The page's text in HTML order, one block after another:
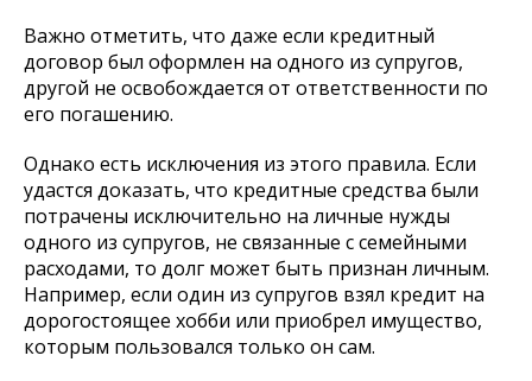
Важно отметить, что даже если кредитный
договор был оформлен на одного из супругов,
другой не освобождается от ответственности по
его погашению.
Однако есть исключения из этого правила. Если
удастся доказать, что кредитные средства были
потрачены исключительно на личные нужды
одного из супругов, не связанные с семейными
расходами, то долг может быть признан личным.
Например, если один из супругов взял кредит на
дорогостоящее хобби или приобрел имущество,
которым пользовался только он сам.